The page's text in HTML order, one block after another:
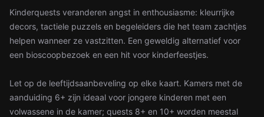
Kinderquests veranderen angst in enthousiasme: kleurrijke
decors, tactiele puzzels en begeleiders die het team zachtjes
helpen wanneer ze vastzitten. Een geweldig alternatief voor
een bioscoopbezoek en een hit voor kinderfeestjes.
Let op de leeftijdsaanbeveling op elke kaart. Kamers met de
aanduiding 6+ zijn ideaal voor jongere kinderen met een
volwassene in de kamer; quests 8+ en 10+ worden meestal